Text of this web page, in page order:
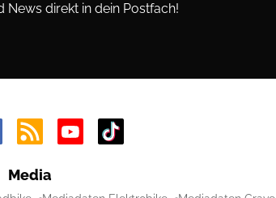
News direkt in dein Postfach!
Media